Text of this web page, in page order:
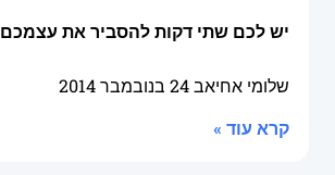
יש לכם שתי דקות להסביר את עצמכם
שלומי אחיאב24 בנובמבר 2014
קרא עוד »